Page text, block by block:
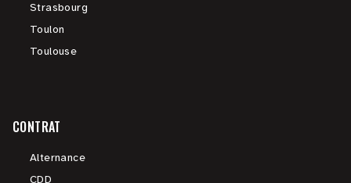
Strasbourg
Toulon
Toulouse
CONTRAT
Alternance
CDD